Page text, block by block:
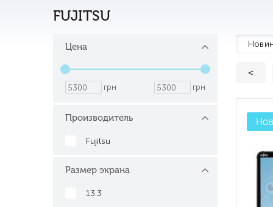
FUJITSU
Цена
грн грн
Производитель
Fujitsu
Размер экрана
13.3
<